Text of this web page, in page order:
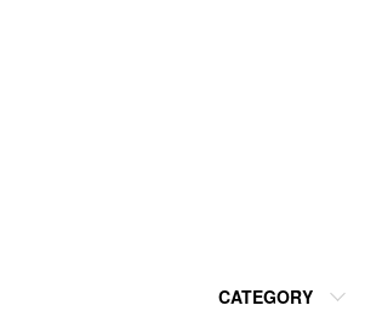
CATEGORY